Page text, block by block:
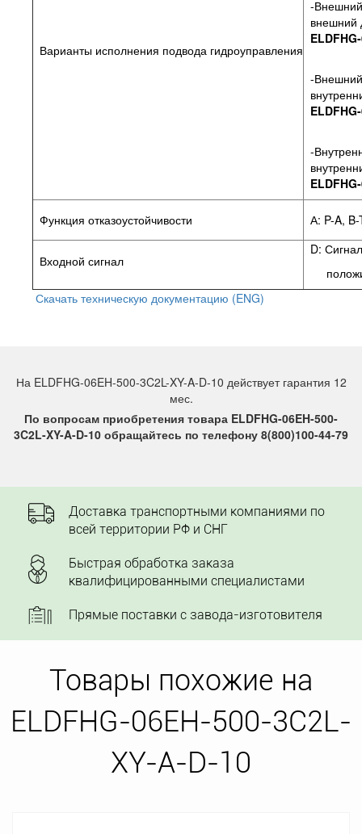
Варианты исполнения подвода гидроуправления
-
внешний
-
-
Функция отказоустойчивости А: P-A,
Входной сигнал
D:
Скачать техническую документацию (ENG)
На ELDFHG-06EH-500-3C2L-XY-A-D-10 действует гарантия 12
мес.
По вопросам приобретения товара ELDFHG-06EH-500-
3C2L-XY-A-D-10 обращайтесь по телефону 8(800)100-44-79
Доставка транспортными компаниями по
всей территории РФ и СНГ
Быстрая обработка заказа
квалифицированными специалистами
Прямые поставки с завода-изготовителя
Товары похожие на
ELDFHG-06EH-500-3C2L-
XY-A-D-10